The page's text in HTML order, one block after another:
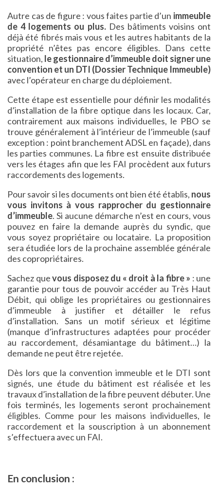
Autre cas de figure : vous faites partie d’un immeuble
de 4 logements ou plus.Des bâtiments voisins ont
déjà été fibrés mais vous et les autres habitants de la
propriété n’êtes pas encore éligibles. Dans cette
situation, le gestionnaire d’immeuble doit signer une
convention et un DTI (Dossier Technique Immeuble)
avec l’opérateur en charge du déploiement.
Cette étape est essentielle pour définir les modalités
d’installation de la fibre optique dans les locaux. Car,
contrairement aux maisons individuelles, le PBO se
trouve généralement à l’intérieur de l’immeuble (sauf
exception : point branchement ADSL en façade), dans
les parties communes. La fibre est ensuite distribuée
vers les étages afin que les FAI procèdent aux futurs
raccordements des logements.
Pour savoir si les documents ont bien été établis, nous
vous invitons à vous rapprocher du gestionnaire
d’immeuble. Si aucune démarche n’est en cours, vous
pouvez en faire la demande auprès du syndic, que
vous soyez propriétaire ou locataire. La proposition
sera étudiée lors de la prochaine assemblée générale
des copropriétaires.
Sachez quevous disposez du « droit à la fibre » : une
garantie pour tous de pouvoir accéder au Très Haut
Débit, qui oblige les propriétaires ou gestionnaires
d’immeuble à justifier et détailler le refus
d’installation. Sans un motif sérieux et légitime
(manque d’infrastructures adaptées pour procéder
au raccordement, désamiantage du bâtiment…) la
demande ne peut être rejetée.
Dès lors que la convention immeuble et le DTI sont
signés, une étude du bâtiment est réalisée et les
travaux d’installation de la fibre peuvent débuter. Une
fois terminés, les logements seront prochainement
éligibles. Comme pour les maisons individuelles, le
raccordement et la souscription à un abonnement
s’effectuera avec un FAI.
En conclusion :